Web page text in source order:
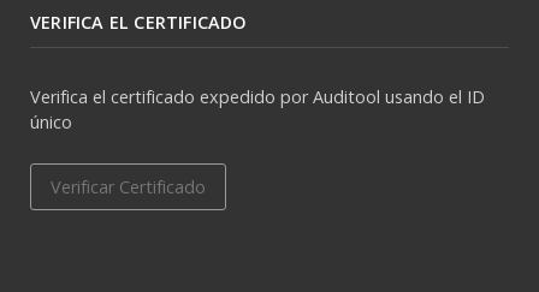
VERIFICA EL CERTIFICADO
Verifica el certificado expedido por Auditool usando el ID
único
Verificar Certificado